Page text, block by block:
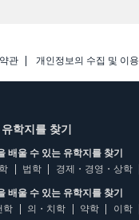
관 개인정보의 수집 및 이용
학지를 찾기
배울 수 있는 유학지를 찾기
법학 경제・경영・상학
배울 수 있는 유학지를 찾기
학
의・치학 약학 이학